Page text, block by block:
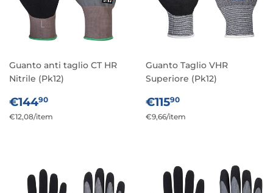
Guanto anti taglio CT HR
Nitrile (Pk12)
PREZZO
DI
€14490
Prezzo
€12,08/per
item
Guanto Taglio VHR
Superiore (Pk12)
PREZZO
DI
€11590
Prezzo
€9,66/per
item